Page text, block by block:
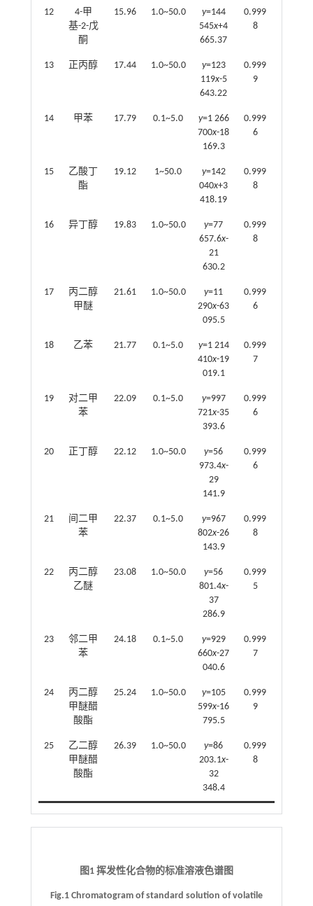
12
4-甲
基-2-戊
酮
15.96 1.0~50.0 y=144
545x+4
665.37
0.999
8
13 正丙醇 17.44 1.0~50.0 y=123
119x-5
643.22
0.999
9
14 甲苯 17.79 0.1~5.0 y=1 266
700x-18
169.3
0.999
6
15
乙酸丁
酯
19.12 1~50.0 y=142
040x+3
418.19
0.999
8
16 异丁醇 19.83 1.0~50.0 y=77
657.6x-
21
630.2
0.999
8
17
丙二醇
甲醚
21.61 1.0~50.0 y=11
290x-63
095.5
0.999
6
18 乙苯 21.77 0.1~5.0 y=1 214
410x-19
019.1
0.999
7
19
对二甲
苯
22.09 0.1~5.0 y=997
721x-35
393.6
0.999
6
20 正丁醇 22.12 1.0~50.0 y=56
973.4x-
29
141.9
0.999
6
21
间二甲
苯
22.37 0.1~5.0 y=967
802x-26
143.9
0.999
8
22
丙二醇
乙醚
23.08 1.0~50.0 y=56
801.4x-
37
286.9
0.999
5
23
邻二甲
苯
24.18 0.1~5.0 y=929
660x-27
040.6
0.999
7
24
丙二醇
甲醚醋
酸酯
25.24 1.0~50.0 y=105
599x-16
795.5
0.999
9
25
乙二醇
甲醚醋
酸酯
26.39 1.0~50.0 y=86
203.1x-
32
348.4
0.999
8
图1 挥发性化合物的标准溶液色谱图
Fig.1 Chromatogram of standard solution of volatile